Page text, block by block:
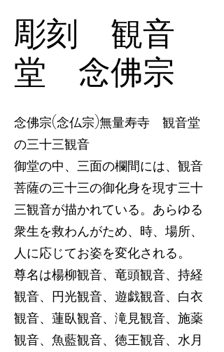
彫刻 観音
堂 念佛宗
念佛宗(念仏宗)無量寿寺 観音堂
の三十三観音
御堂の中、三面の欄間には、観音
菩薩の三十三の御化身を現す三十
三観音が描かれている。あらゆる
衆生を救わんがため、時、場所、
人に応じてお姿を変化される。
尊名は楊柳観音、竜頭観音、持経
観音、円光観音、遊戯観音、白衣
観音、蓮臥観音、滝見観音、施薬
観音、魚藍観音、徳王観音、水月